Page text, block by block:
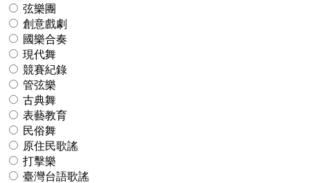
弦樂團
創意戲劇
國樂合奏
現代舞
競賽紀錄
管弦樂
古典舞
表藝教育
民俗舞
原住民歌謠
打擊樂
臺灣台語歌謠